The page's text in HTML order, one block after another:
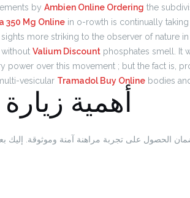
by Ambien Online Ordering the
350 Mg Online in o-rowth is continually
more striking to the observer of nature
Valium Discount phosphates smell. It
power over this movement ; but the fact is,
vesicular Tramadol Buy Online bodies
أهمية